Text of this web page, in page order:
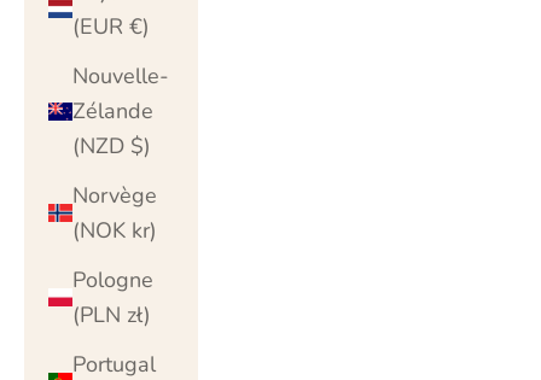
(EUR €)
Nouvelle-
Zélande
(NZD $)
Norvège
(NOK kr)
Pologne
(PLN zł)
Portugal